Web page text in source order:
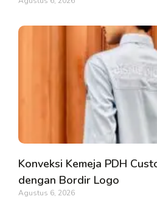
Konveksi Kemeja PDH
dengan Bordir Logo
Agustus 6, 2026